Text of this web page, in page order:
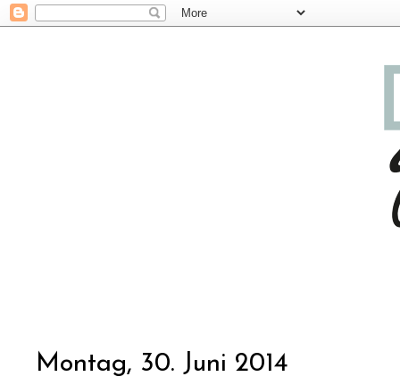
Montag, 30. Juni 2014